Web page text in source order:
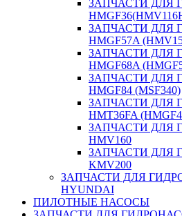
ЗАПЧАСТИ ДЛЯ
ЗАПЧАСТИ ДЛЯ
HMGF57A
ЗАПЧАСТИ ДЛЯ
HMGF68A
ЗАПЧАСТИ ДЛЯ
HMGF84 (MSF340)
ЗАПЧАСТИ ДЛЯ
HMT36FA
ЗАПЧАСТИ ДЛЯ
HMV160
ЗАПЧАСТИ ДЛЯ
KMV200
ЗАПЧАСТИ ДЛЯ
HYUNDAI
ПИЛОТНЫЕ НАСОСЫ